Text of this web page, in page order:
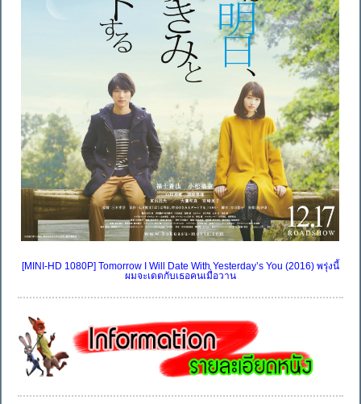
[MINI-HD 1080P] Tomorrow I Will Date With Yesterday’s You (2016) พรุ่งนี้
ผมจะเดตกับเธอคนเมื่อวาน